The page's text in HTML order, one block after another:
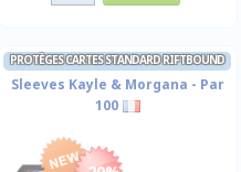
PROTÈGES CARTES STANDARD RIFTBOUND
Sleeves Kayle & Morgana - Par
100